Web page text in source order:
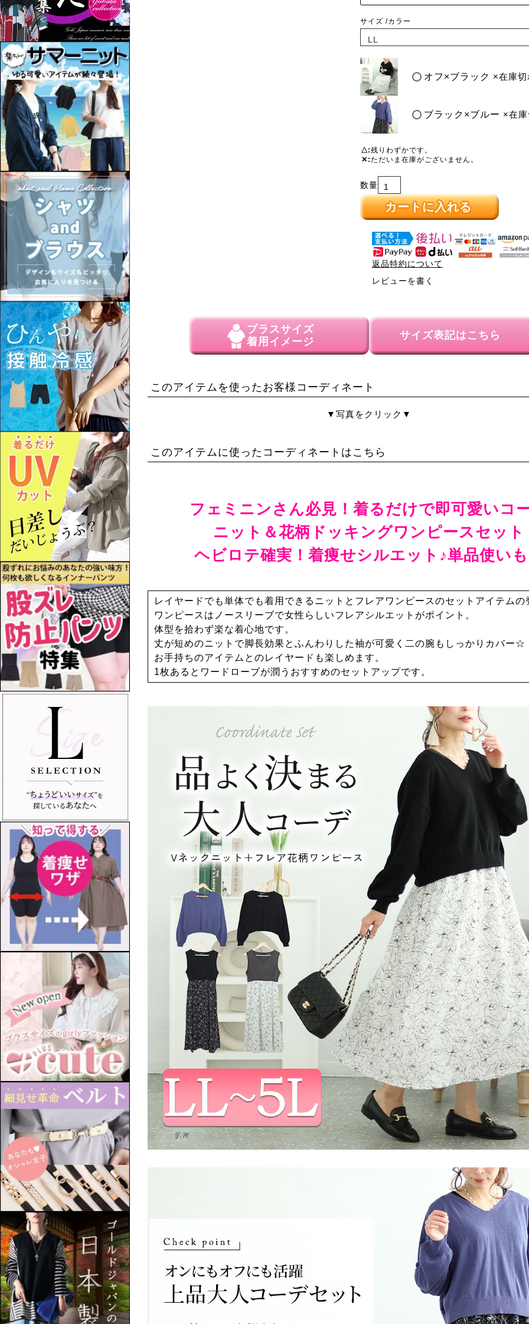
サイズ カラー
オフ×ブラック ×在庫切
ブラック×ブルー ×在
△ 残りわずかです。
✕ ただいま在庫がございません。
カートに入れる
返品特約について
レビューを書く
プラスサイズ
着用イメージ
サイズ表記はこちら
このアイテムを使ったお客様コーディネート
▼写真をクリック▼
このアイテムに使ったコーディネートはこちら
フェミニンさん必見！着るだけで即可愛いコ
ニット＆花柄ドッキングワンピースセット
ヘビロテ確実！着痩せシルエット♪単品使い
レイヤードでも単体でも着用できるニットとフレアワンピースのセットアイテムの
ワンピースはノースリーブで女性らしいフレアシルエットがポイント。
体型を拾わず楽な着心地です。
丈が短めのニットで脚長効果とふんわりした袖が可愛く二の腕もしっかりカバー☆
お手持ちのアイテムとのレイヤードも楽しめます。
1枚あるとワードローブが潤うおすすめのセットアップです。